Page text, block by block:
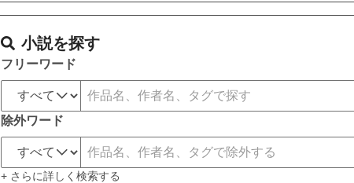
小説を探す
フリーワード
除外ワード
+ さらに詳しく検索する